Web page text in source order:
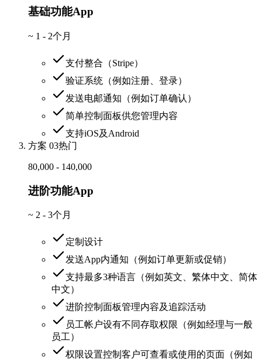
基础功能App
~ 1 - 2个月
支付整合（Stripe）
验证系统（例如注册、登录）
发送电邮通知（例如订单确认）
简单控制面板供您管理内容
支持iOS及Android
方案 03热门
80,000 - 140,000
进阶功能App
~ 2 - 3个月
定制设计
发送App内通知（例如订单更新或促销）
支持最多3种语言（例如英文、繁体中文、简体
中文）
进阶控制面板管理内容及追踪活动
员工帐户设有不同存取权限（例如经理与一般
员工）
权限设置控制客户可查看或使用的页面（例如